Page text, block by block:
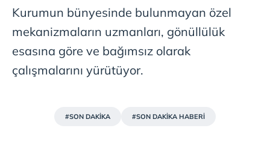
Kurumun bünyesinde bulunmayan özel
mekanizmaların uzmanları, gönüllülük
esasına göre ve bağımsız olarak
çalışmalarını yürütüyor.
#SON DAKİKA #SON DAKİKA HABERİ